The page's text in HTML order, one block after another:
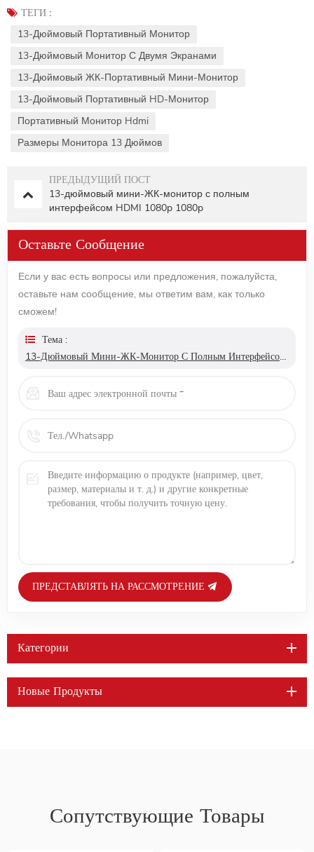
ТЕГИ :
13-Дюймовый Портативный Монитор
13-Дюймовый Монитор С Двумя Экранами
13-Дюймовый ЖК-Портативный Мини-Монитор
13-Дюймовый Портативный HD-Монитор
Портативный Монитор Hdmi
Размеры Монитора 13 Дюймов
ПРЕДЫДУЩИЙ ПОСТ
13-дюймовый мини-ЖК-монитор с полным
интерфейсом HDMI 1080p 1080p
Оставьте Сообщение
Если у вас есть вопросы или предложения, пожалуйста,
оставьте нам сообщение, мы ответим вам, как только
сможем!
Тема :
13-Дюймовый Мини-ЖК-Монитор С Полным Интерфейсом Hdmi 1080p Type-C
ПРЕДСТАВЛЯТЬ НА РАССМОТРЕНИЕ
Категории
Новые Продукты
Сопутствующие Товары